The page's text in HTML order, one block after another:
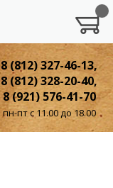
8 (812) 327-46-13,
8 (812) 328-20-40,
8 (921) 576-41-70
пн-пт с 11.00 до 18.00